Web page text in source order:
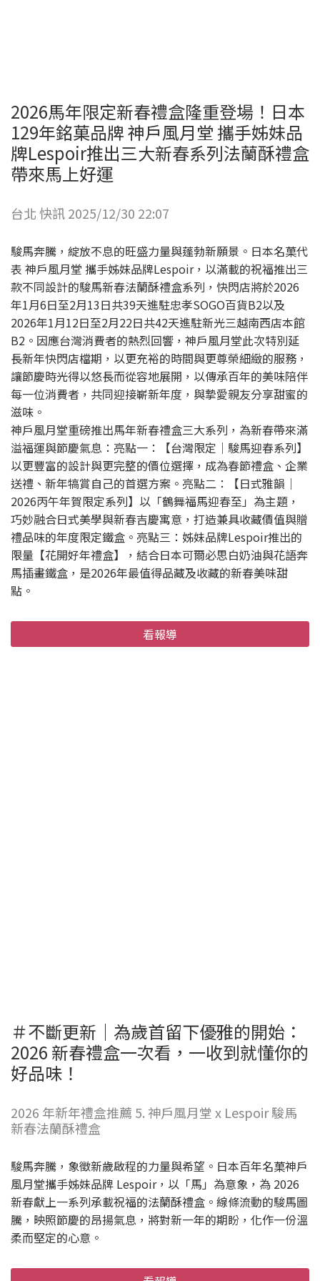
2026馬年限定新春禮盒隆重登場！日本
129年銘菓品牌 神戶風月堂 攜手姊妹品
牌Lespoir推出三大新春系列法蘭酥禮盒
帶來馬上好運
台北 快訊 2025/12/30 22:07
駿馬奔騰，綻放不息的旺盛力量與蓬勃新願景。日本名菓代
表 神戶風月堂 攜手姊妹品牌Lespoir，以滿載的祝福推出三
款不同設計的駿馬新春法蘭酥禮盒系列，快閃店將於2026
年1月6日至2月13日共39天進駐忠孝SOGO百貨B2以及
2026年1月12日至2月22日共42天進駐新光三越南西店本館
B2。因應台灣消費者的熱烈回響，神戶風月堂此次特別延
長新年快閃店檔期，以更充裕的時間與更尊榮細緻的服務，
讓節慶時光得以悠長而從容地展開，以傳承百年的美味陪伴
每一位消費者，共同迎接嶄新年度，與摯愛親友分享甜蜜的
滋味。
神戶風月堂重磅推出馬年新春禮盒三大系列，為新春帶來滿
溢福運與節慶氣息：亮點一：【台灣限定｜駿馬迎春系列】
以更豐富的設計與更完整的價位選擇，成為春節禮盒、企業
送禮、新年犒賞自己的首選方案。亮點二：【日式雅韻｜
2026丙午年賀限定系列】以「鶴舞福馬迎春至」為主題，
巧妙融合日式美學與新春吉慶寓意，打造兼具收藏價值與贈
禮品味的年度限定鐵盒。亮點三：姊妹品牌Lespoir推出的
限量【花開好年禮盒】，結合日本可爾必思白奶油與花語奔
馬插畫鐵盒，是2026年最值得品藏及收藏的新春美味甜
點。
看報導
＃不斷更新｜為歲首留下優雅的開始：
2026 新春禮盒一次看，一收到就懂你的
好品味！
2026 年新年禮盒推薦 5. 神戶風月堂 x Lespoir 駿馬
新春法蘭酥禮盒
駿馬奔騰，象徵新歲啟程的力量與希望。日本百年名菓神戶
風月堂攜手姊妹品牌 Lespoir，以「馬」為意象，為 2026
新春獻上一系列承載祝福的法蘭酥禮盒。線條流動的駿馬圖
騰，映照節慶的昂揚氣息，將對新一年的期盼，化作一份溫
柔而堅定的心意。